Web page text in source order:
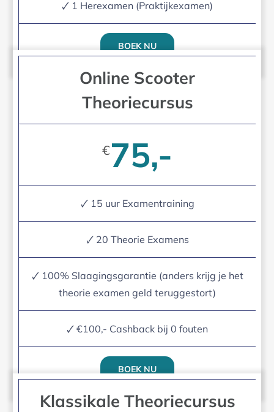
🗸 1 Herexamen (Praktijkexamen)
BOEK NU
Online Scooter
Theoriecursus
€75,-
🗸 15 uur Examentraining
🗸 20 Theorie Examens
🗸 100% Slaagingsgarantie (anders krijg je het
theorie examen geld teruggestort)
🗸 €100,- Cashback bij 0 fouten
BOEK NU
Klassikale Theoriecursus